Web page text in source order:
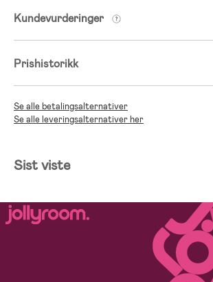
Kundevurderinger
Prishistorikk
Se alle betalingsalternativer
Se alle leveringsalternativer her
Sist viste